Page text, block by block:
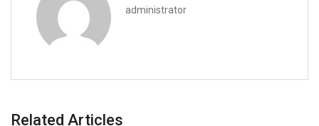
administrator
Related Articles